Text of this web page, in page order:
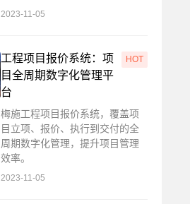
2023-11-05
工程项目报价系统：项
目全周期数字化管理平
台
HOT
梅施工程项目报价系统，覆盖项
目立项、报价、执行到交付的全
周期数字化管理，提升项目管理
效率。
2023-11-05